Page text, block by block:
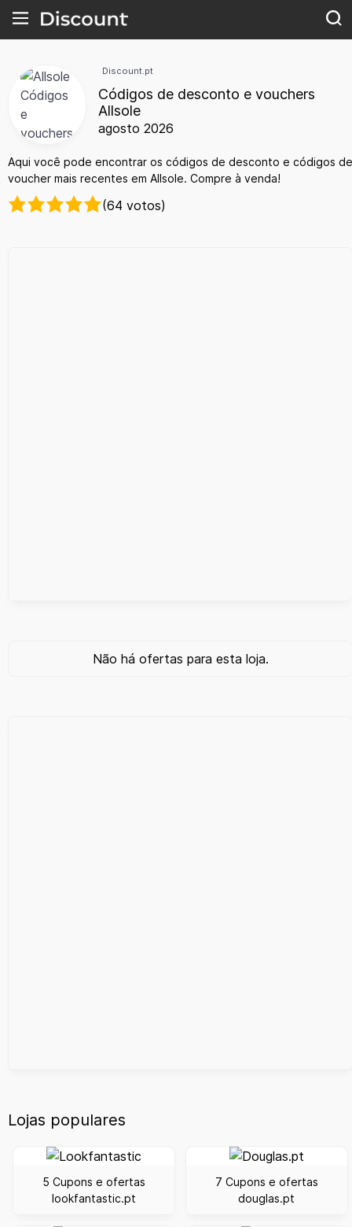
Discount.pt
Códigos de desconto e vouchers
Allsole
agosto 2026
Aqui você pode encontrar os códigos de desconto e códigos de
voucher mais recentes em Allsole. Compre à venda!
(64 votos)
Não há ofertas para esta loja.
Lojas populares
5 Cupons e ofertas
lookfantastic.pt
7 Cupons e ofertas
douglas.pt